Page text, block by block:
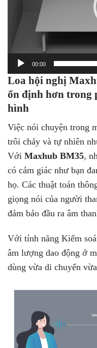
00:00
Loa hội nghị
ổn định hơn trong
hình
Việc nói chuyện trong
trôi chảy và tự nhiên
Với Maxhub BM35,
có cảm giác như bạn
họ. Các thuật toán
giọng nói của người
đảm bảo đầu ra âm
Với tính năng Kiểm
âm lượng dao động ở
dùng vừa di chuyển